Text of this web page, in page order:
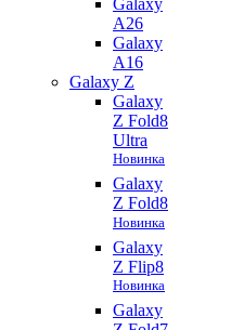
Galaxy
A26
Galaxy
A16
Galaxy Z
Galaxy
Z Fold8
Ultra
Новинка
Galaxy
Z Fold8
Новинка
Galaxy
Z Flip8
Новинка
Galaxy